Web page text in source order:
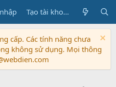
Tạo tài khoản
cấp. Các tính năng chưa
không sử dụng. Mọi thông